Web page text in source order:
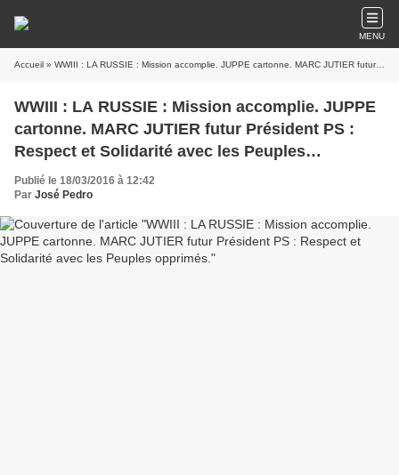
MENU
Accueil » WWIII : LA RUSSIE : Mission accomplie. JUPPE cartonne. MARC JUTIER futur Président PS : Respect et Solidarité avec les Peuples opprimés.
WWIII : LA RUSSIE : Mission accomplie. JUPPE
cartonne. MARC JUTIER futur Président PS :
Respect et Solidarité avec les Peuples
opprimés.
Publié le 18/03/2016 à 12:42
Par José Pedro